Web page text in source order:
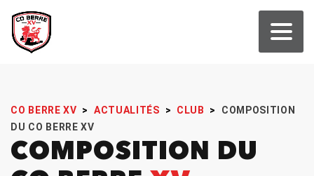
CO BERRE XV > ACTUALITÉS > CLUB >
COMPOSITION
DU CO BERRE XV
COMPOSITION DU